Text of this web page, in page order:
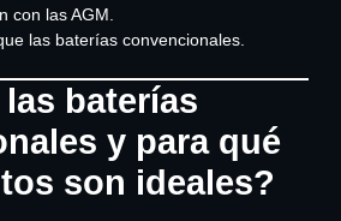
con las AGM.
las baterías convencionales.
baterías
y para qué
son ideales?